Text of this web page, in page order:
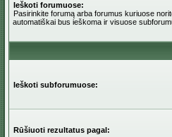
Ieškoti forumuose:
Pasirinkite forumą arba forumus kuriuose
automatiškai bus ieškoma ir visuose
Ieškoti subforumuose:
Rūšiuoti rezultatus pagal: